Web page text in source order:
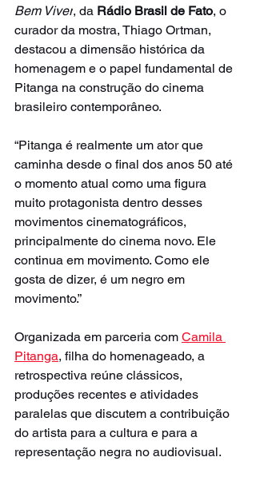
Bem Viver, da Rádio Brasil de Fato, o
curador da mostra, Thiago Ortman,
destacou a dimensão histórica da
homenagem e o papel fundamental de
Pitanga na construção do cinema
brasileiro contemporâneo.
“Pitanga é realmente um ator que
caminha desde o final dos anos 50 até
o momento atual como uma figura
muito protagonista dentro desses
movimentos cinematográficos,
principalmente do cinema novo. Ele
continua em movimento. Como ele
gosta de dizer, é um negro em
movimento.”
Organizada em parceria com Camila
Pitanga, filha do homenageado, a
retrospectiva reúne clássicos,
produções recentes e atividades
paralelas que discutem a contribuição
do artista para a cultura e para a
representação negra no audiovisual.